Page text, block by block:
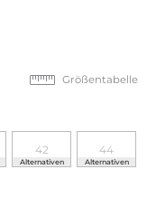
Größentabelle
42
Alternativen
44
Alternativen